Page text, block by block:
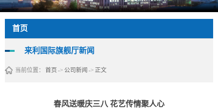
首页
来利国际旗舰厅新闻
当前位置： 首页 -> 公司新闻 -> 正文
春风送暖庆三八 花艺传情聚人心